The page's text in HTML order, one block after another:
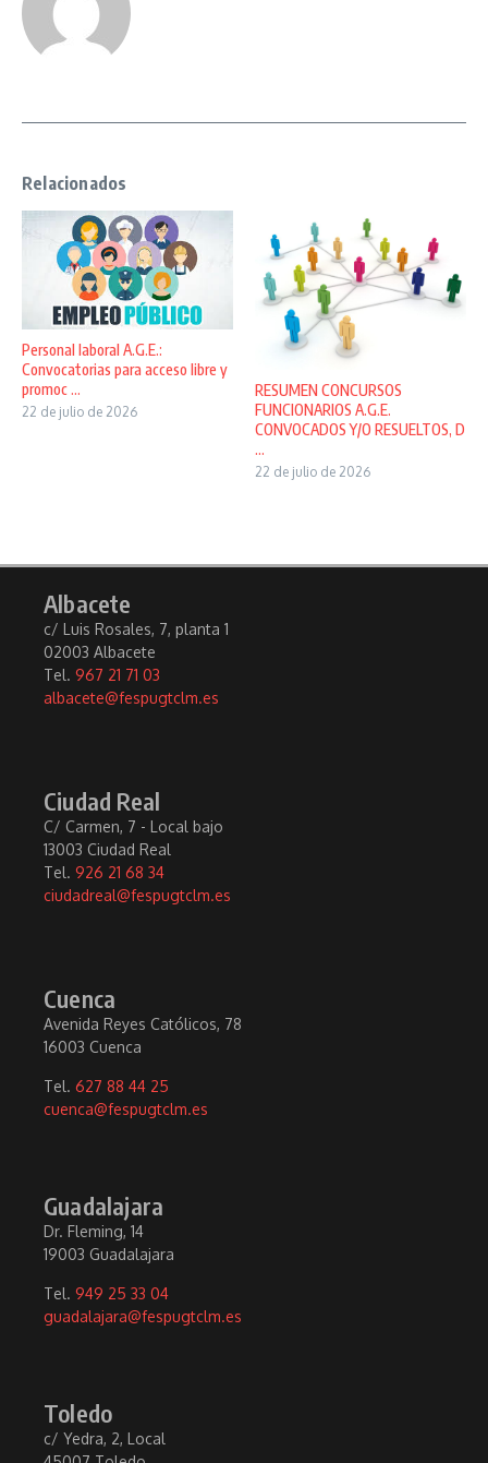
Relacionados
Personal laboral A.G.E.:
Convocatorias para acceso libre y
promoc ...
22 de julio de 2026
RESUMEN CONCURSOS
FUNCIONARIOS A.G.E.
CONVOCADOS Y/O RESUELTOS, D
...
22 de julio de 2026
Albacete
c/ Luis Rosales, 7, planta 1
02003 Albacete
Tel. 967 21 71 03
albacete@fespugtclm.es
Ciudad Real
C/ Carmen, 7 - Local bajo
13003 Ciudad Real
Tel. 926 21 68 34
ciudadreal@fespugtclm.es
Cuenca
Avenida Reyes Católicos, 78
16003 Cuenca
Tel. 627 88 44 25
cuenca@fespugtclm.es
Guadalajara
Dr. Fleming, 14
19003 Guadalajara
Tel. 949 25 33 04
guadalajara@fespugtclm.es
Toledo
c/ Yedra, 2, Local